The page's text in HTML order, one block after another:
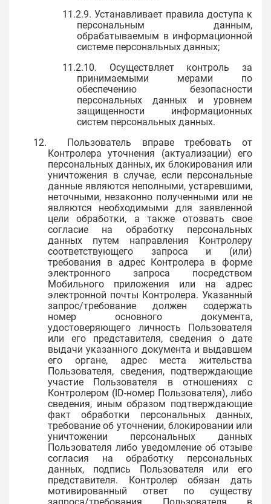
11.2.9. Устанавливает правила доступа к
персональным данным,
обрабатываемым в информационной
системе персональных данных;
11.2.10. Осуществляет контроль за
принимаемыми мерами по
обеспечению безопасности
персональных данных и уровнем
защищенности информационных
систем персональных данных.
12. Пользователь вправе требовать от
Контролера уточнения (актуализации) его
персональных данных, их блокирования или
уничтожения в случае, если персональные
данные являются неполными, устаревшими,
неточными, незаконно полученными или не
являются необходимыми для заявленной
цели обработки, а также отозвать свое
согласие на обработку персональных
данных путем направления Контролеру
соответствующего запроса и (или)
требования в адрес Контролера в форме
электронного запроса посредством
Мобильного приложения или на адрес
электронной почты Контролера. Указанный
запрос/требование должен содержать
номер основного документа,
удостоверяющего личность Пользователя
или его представителя, сведения о дате
выдачи указанного документа и выдавшем
его органе, адрес места жительства
Пользователя, сведения, подтверждающие
участие Пользователя в отношениях с
Контролером (ID-номер Пользователя), либо
сведения, иным образом подтверждающие
факт обработки персональных данных,
требование об уточнении, блокировании или
уничтожении персональных данных
Пользователя либо уведомление об отзыве
согласия на обработку персональных
данных, подпись Пользователя или его
представителя. Контролер обязан дать
мотивированный ответ по существу
запроса/требования Пользователя в